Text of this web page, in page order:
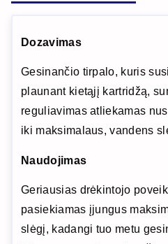
Dozavimas
Gesinančio tirpalo, kuris
plaunant kietąjį kartridžą,
reguliavimas atliekamas
iki maksimalaus, vandens
Naudojimas
Geriausias drėkintojo
pasiekiamas įjungus
slėgį, kadangi tuo metu